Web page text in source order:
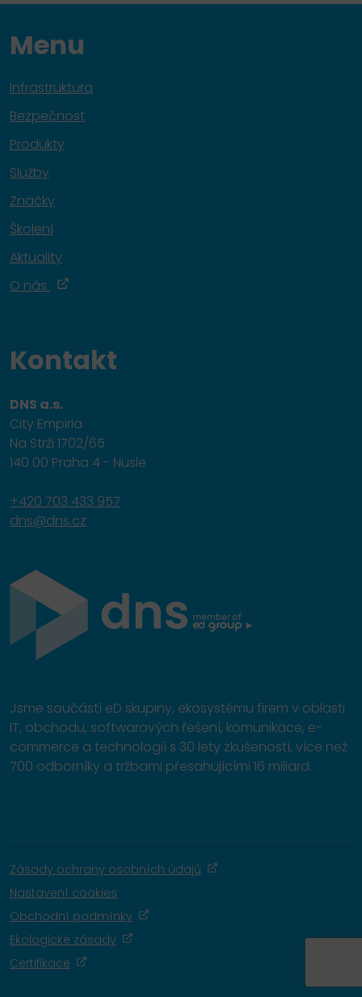
Menu
Infrastruktura
Bezpečnost
Produkty
Služby
Značky
Školení
Aktuality
O nás
Kontakt
DNS a.s.
City Empiria
Na Strži 1702/65
140 00 Praha 4 - Nusle
+420 703 433 957
dns@dns.cz
Jsme součástí eD skupiny, ekosystému firem v oblasti
IT, obchodu, softwarových řešení, komunikace, e-
commerce a technologií s 30 lety zkušeností, více než
700 odborníky a tržbami přesahujícími 16 miliard.
Zásady ochrany osobních údajů
Nastavení cookies
Obchodní podmínky
Ekologické zásady
Certifikace